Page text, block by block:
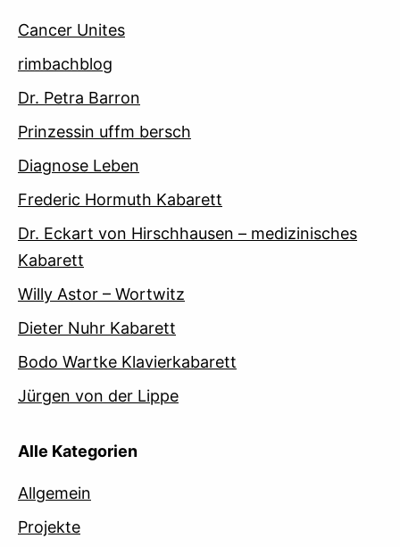
Cancer Unites
rimbachblog
Dr. Petra Barron
Prinzessin uffm bersch
Diagnose Leben
Frederic Hormuth Kabarett
Dr. Eckart von Hirschhausen – medizinisches
Kabarett
Willy Astor – Wortwitz
Dieter Nuhr Kabarett
Bodo Wartke Klavierkabarett
Jürgen von der Lippe
Alle Kategorien
Allgemein
Projekte